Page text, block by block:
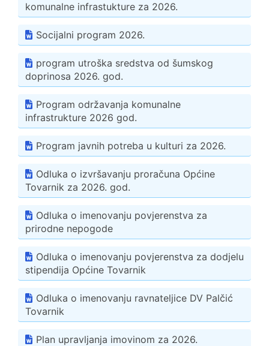
komunalne infrastukture za 2026.
Socijalni program 2026.
program utroška sredstva od šumskog
doprinosa 2026. god.
Program održavanja komunalne
infrastrukture 2026 god.
Program javnih potreba u kulturi za 2026.
Odluka o izvršavanju proračuna Općine
Tovarnik za 2026. god.
Odluka o imenovanju povjerenstva za
prirodne nepogode
Odluka o imenovanju povjerenstva za dodjelu
stipendija Općine Tovarnik
Odluka o imenovanju ravnateljice DV Palčić
Tovarnik
Plan upravljanja imovinom za 2026.